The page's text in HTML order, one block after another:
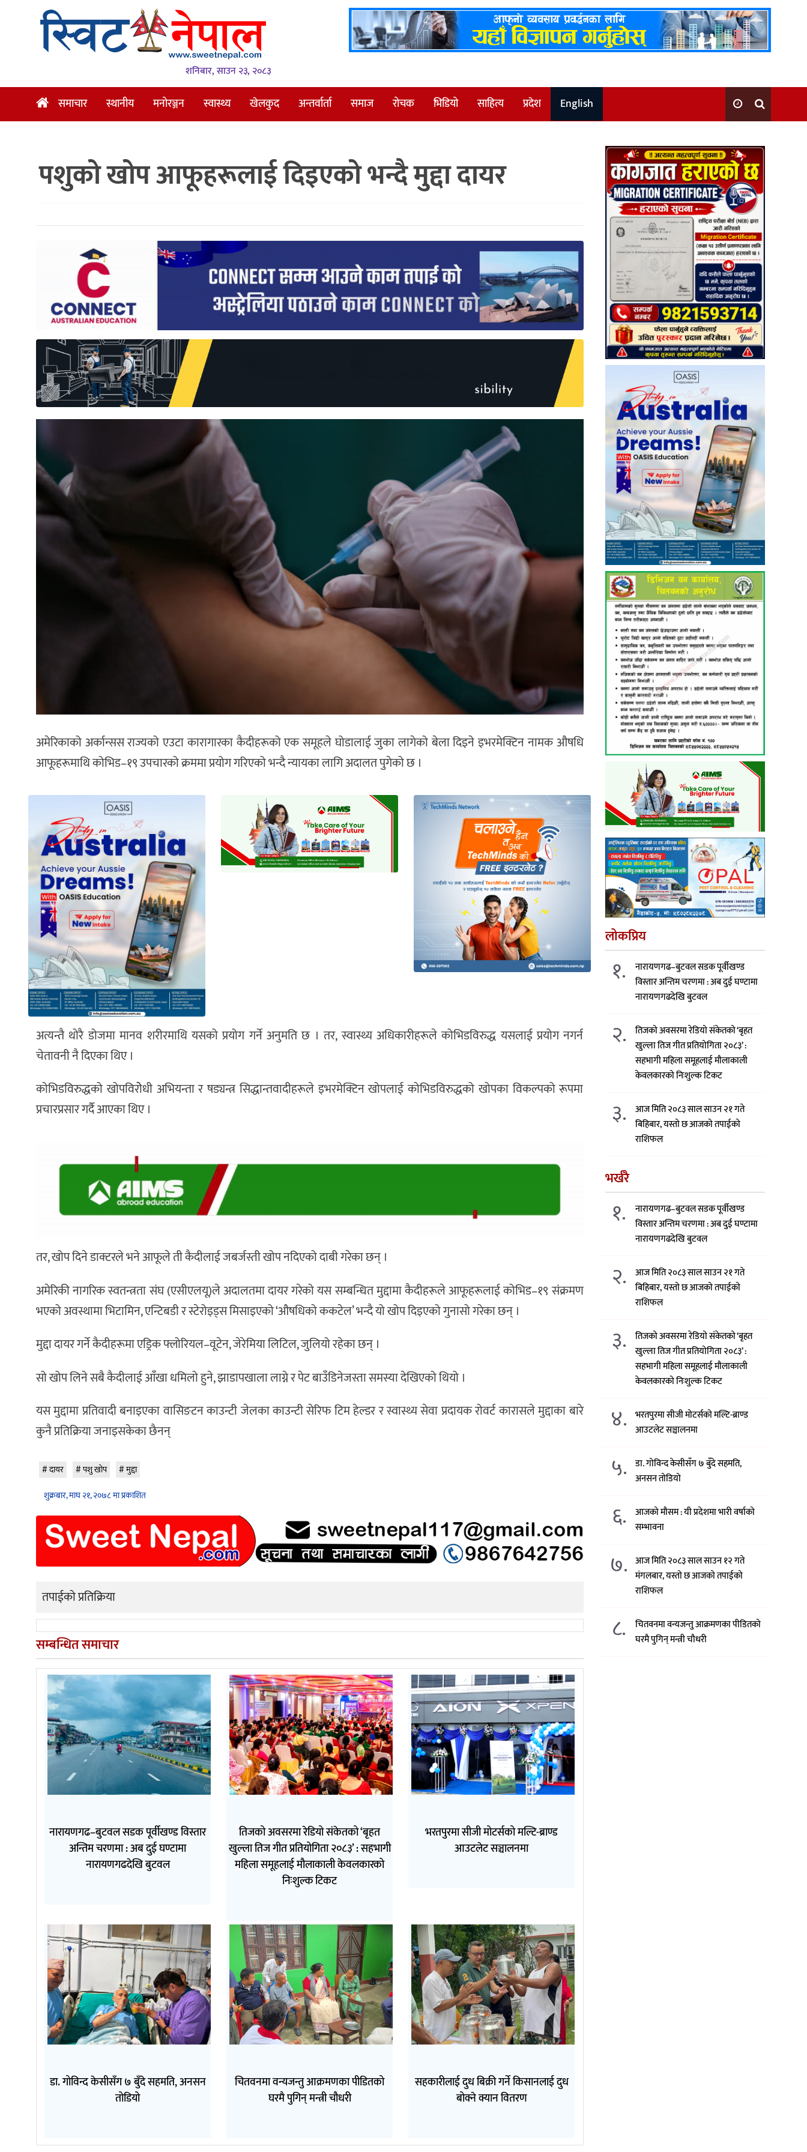
मनोरञ्जन
स्वास्थ्य
अन्तर्वार्ता
English
शनिबार, साउन २३, २०८३
समाचार स्थानीय मनोरञ्जन स्वास्थ्य खेलकुद अन्तर्वार्ता समाज रोचक भिडियो साहित्य प्रदेश English
पशुको खोप आफूहरूलाई दिइएको भन्दै मुद्दा दायर
अमेरिकाको अर्कान्सस राज्यको एउटा कारागारका कैदीहरूको एक समूहले घोडालाई जुका लागेको बेला दिइने इभरमेक्टिन नामक औषधि
आफूहरूमाथि कोभिड–१९ उपचारको क्रममा प्रयोग गरिएको भन्दै न्यायका लागि अदालत पुगेको छ ।
अत्यन्तै थोरै डोजमा मानव शरीरमाथि यसको प्रयोग गर्ने अनुमति छ । तर, स्वास्थ्य अधिकारीहरूले कोभिडविरुद्ध यसलाई प्रयोग नगर्न
चेतावनी नै दिएका थिए ।
कोभिडविरुद्धको खोपविरोेधी अभियन्ता र षड्यन्त्र सिद्धान्तवादीहरूले इभरमेक्टिन खोपलाई कोभिडविरुद्धको खोपका विकल्पको रूपमा
प्रचारप्रसार गर्दै आएका थिए ।
तर, खोप दिने डाक्टरले भने आफूले ती कैदीलाई जबर्जस्ती खोप नदिएको दाबी गरेका छन् ।
अमेरिकी नागरिक स्वतन्त्रता संघ (एसीएलयू)ले अदालतमा दायर गरेको यस सम्बन्धित मुद्दामा कैदीहरूले आफूहरूलाई कोभिड–१९ संक्रमण
भएको अवस्थामा भिटामिन, एन्टिबडी र स्टेरोइड्स मिसाइएको ‘औषधिको ककटेल’ भन्दै यो खोप दिइएको गुनासो गरेका छन् ।
मुद्दा दायर गर्ने कैदीहरूमा एड्रिक फ्लोरियल–वूटेन, जेरेमिया लिटिल, जुलियो रहेका छन् ।
सो खोप लिने सबै कैदीलाई आँखा धमिलो हुने, झाडापखाला लाग्ने र पेट बाउँडिनेजस्ता समस्या देखिएको थियो ।
यस मुद्दामा प्रतिवादी बनाइएका वासिङटन काउन्टी जेलका काउन्टी सेरिफ टिम हेल्डर र स्वास्थ्य सेवा प्रदायक रोवर्ट कारासले मुद्दाका बारे
कुनै प्रतिक्रिया जनाइसकेका छैनन्
दायर पशु खोप
मुद्दा
शुक्रबार, माघ २१, २०७८ मा प्रकाशित
तपाईको प्रतिक्रिया
सम्बन्धित समाचार
नारायणगढ–बुटवल सडक पूर्वीखण्ड विस्तार
अन्तिम चरणमा : अब दुई घण्टामा
नारायणगढदेखि बुटवल
तिजको अवसरमा रेडियो संकेतको ‘बृहत
खुल्ला तिज गीत प्रतियोगिता २०८३’ : सहभागी
महिला समूहलाई मौलाकाली केवलकारको
निःशुल्क टिकट
भरतपुरमा सीजी मोटर्सको मल्टि-ब्राण्ड
आउटलेट सञ्चालनमा
डा. गोविन्द केसीसँग ७ बुँदे सहमति, अनसन
तोडियो
चितवनमा वन्यजन्तु आक्रमणका पीडितको
घरमै पुगिन् मन्त्री चौधरी
सहकारीलाई दुध बिक्री गर्ने किसानलाई दुध
बोक्ने क्यान वितरण
लोकप्रिय
१.
नारायणगढ–बुटवल सडक पूर्वीखण्ड
विस्तार अन्तिम चरणमा : अब दुई घण्टामा
नारायणगढदेखि बुटवल
२.
तिजको अवसरमा रेडियो संकेतको ‘बृहत
खुल्ला तिज गीत प्रतियोगिता २०८३’ :
सहभागी महिला समूहलाई मौलाकाली
केवलकारको निःशुल्क टिकट
३.
आज मिति २०८३ साल साउन २१ गते
बिहिबार, यस्तो छ आजको तपाईको
राशिफल
भर्खरै
१.
नारायणगढ–बुटवल सडक पूर्वीखण्ड
विस्तार अन्तिम चरणमा : अब दुई घण्टामा
नारायणगढदेखि बुटवल
२.
आज मिति २०८३ साल साउन २१ गते
बिहिबार, यस्तो छ आजको तपाईको
राशिफल
३.
तिजको अवसरमा रेडियो संकेतको ‘बृहत
खुल्ला तिज गीत प्रतियोगिता २०८३’ :
सहभागी महिला समूहलाई मौलाकाली
केवलकारको निःशुल्क टिकट
४.
भरतपुरमा सीजी मोटर्सको मल्टि-ब्राण्ड
आउटलेट सञ्चालनमा
५.
डा. गोविन्द केसीसँग ७ बुँदे सहमति,
अनसन तोडियो
६.
आजको मौसम : यी प्रदेशमा भारी वर्षाको
सम्भावना
७. आज मिति २०८३ साल साउन १२ गते
मंगलबार, यस्तो छ आजको तपाईको
राशिफल
८.
चितवनमा वन्यजन्तु आक्रमणका पीडितको
घरमै पुगिन् मन्त्री चौधरी